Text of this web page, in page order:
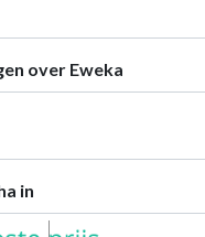
over Eweka
in